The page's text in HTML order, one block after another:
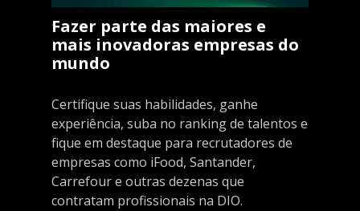
Fazer parte das maiores e
mais inovadoras empresas do
mundo
Certifique suas habilidades, ganhe
experiência, suba no ranking de talentos e
fique em destaque para recrutadores de
empresas como iFood, Santander,
Carrefour e outras dezenas que
contratam profissionais na DIO.